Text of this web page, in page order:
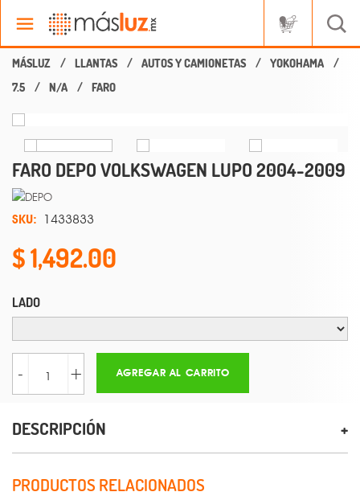
LLANTAS AUTOS Y CAMIONETAS
YOKOHAMA
7.5
N/A FARO
FARO DEPO VOLKSWAGEN LUPO 2004-2009
SKU: 1433833
1,492.00
LADO
- + AGREGAR AL CARRITO
DESCRIPCIÓN
PRODUCTOS RELACIONADOS